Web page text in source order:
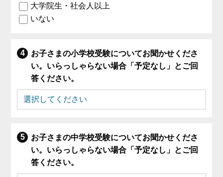
大学院生・社会人以上
いない
お子さまの小学校受験についてお聞かせくださ
い。いらっしゃらない場合「予定なし」とご回
答ください。
お子さまの中学校受験についてお聞かせくださ
い。いらっしゃらない場合「予定なし」とご回
答ください。